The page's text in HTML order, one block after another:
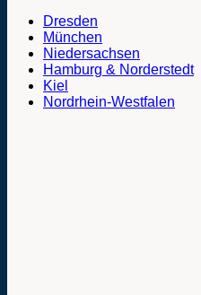
Dresden
München
Niedersachsen
Hamburg & Norderstedt
Kiel
Nordrhein-Westfalen